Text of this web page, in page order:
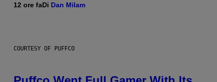
12 ore faDi Dan Milam
COURTESY OF PUFFCO